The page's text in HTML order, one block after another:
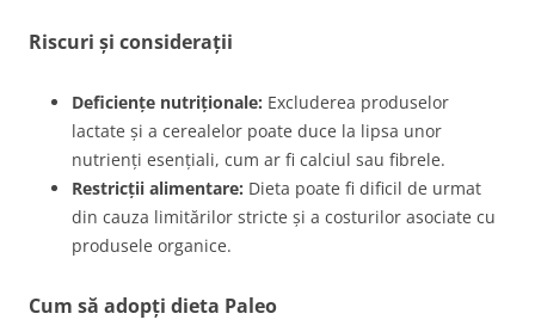
Riscuri și considerații
Deficiențe nutriționale: Excluderea produselor
lactate și a cerealelor poate duce la lipsa unor
nutrienți esențiali, cum ar fi calciul sau fibrele.
Restricții alimentare: Dieta poate fi dificil de urmat
din cauza limitărilor stricte și a costurilor asociate cu
produsele organice.
Cum să adopți dieta Paleo